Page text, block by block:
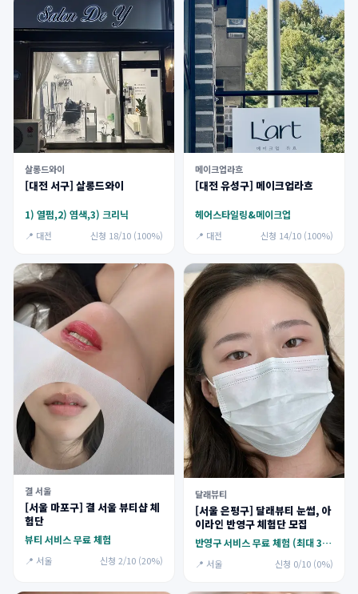
살롱드와이
[대전 서구] 살롱드와이
1) 열펌,2) 염색,3) 크리닉
📍 대전 신청 18/10 (100%)
메이크업라흐
[대전 유성구] 메이크업라흐
헤어스타일링&메이크업
📍 대전 신청 14/10 (100%)
결 서울
[서울 마포구] 결 서울 뷰티샵 체
험단
뷰티 서비스 무료 체험
📍 서울 신청 2/10 (20%)
달래뷰티
[서울 은평구] 달래뷰티 눈썹, 아
이라인 반영구 체험단 모집
반영구 서비스 무료 체험 (최대 30만원)
📍 서울 신청 0/10 (0%)